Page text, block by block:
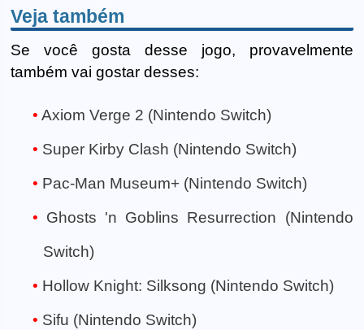
Veja também
Se você gosta desse jogo, provavelmente
também vai gostar desses:
Axiom Verge 2 (Nintendo Switch)
Super Kirby Clash (Nintendo Switch)
Pac-Man Museum+ (Nintendo Switch)
Ghosts 'n Goblins Resurrection (Nintendo
Switch)
Hollow Knight: Silksong (Nintendo Switch)
Sifu (Nintendo Switch)